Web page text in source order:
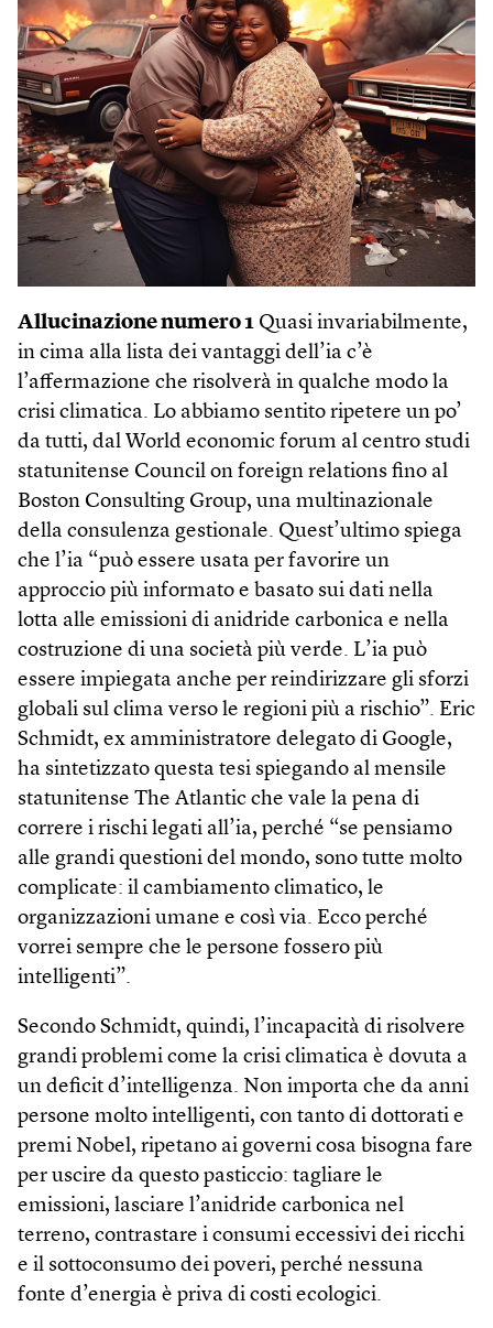
Allucinazione numero 1 Quasi invariabilmente,
in cima alla lista dei vantaggi dell’ia c’è
l’affermazione che risolverà in qualche modo la
crisi climatica. Lo abbiamo sentito ripetere un po’
da tutti, dal World economic forum al centro studi
statunitense Council on foreign relations fino al
Boston Consulting Group, una multinazionale
della consulenza gestionale. Quest’ultimo spiega
che l’ia “può essere usata per favorire un
approccio più informato e basato sui dati nella
lotta alle emissioni di anidride carbonica e nella
costruzione di una società più verde. L’ia può
essere impiegata anche per reindirizzare gli sforzi
globali sul clima verso le regioni più a rischio”. Eric
Schmidt, ex amministratore delegato di Google,
ha sintetizzato questa tesi spiegando al mensile
statunitense The Atlantic che vale la pena di
correre i rischi legati all’ia, perché “se pensiamo
alle grandi questioni del mondo, sono tutte molto
complicate: il cambiamento climatico, le
organizzazioni umane e così via. Ecco perché
vorrei sempre che le persone fossero più
intelligenti”.
Secondo Schmidt, quindi, l’incapacità di risolvere
grandi problemi come la crisi climatica è dovuta a
un deficit d’intelligenza. Non importa che da anni
persone molto intelligenti, con tanto di dottorati e
premi Nobel, ripetano ai governi cosa bisogna fare
per uscire da questo pasticcio: tagliare le
emissioni, lasciare l’anidride carbonica nel
terreno, contrastare i consumi eccessivi dei ricchi
e il sottoconsumo dei poveri, perché nessuna
fonte d’energia è priva di costi ecologici.